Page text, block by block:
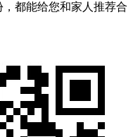
都能给您和家人推荐合